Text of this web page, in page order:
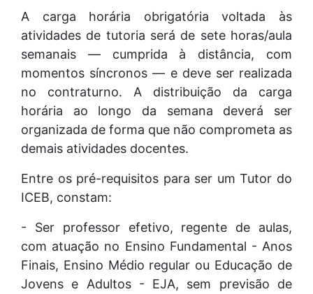
A carga horária obrigatória voltada às
atividades de tutoria será de sete horas/aula
semanais — cumprida à distância, com
momentos síncronos — e deve ser realizada
no contraturno. A distribuição da carga
horária ao longo da semana deverá ser
organizada de forma que não comprometa as
demais atividades docentes.
Entre os pré-requisitos para ser um Tutor do
ICEB, constam:
- Ser professor efetivo, regente de aulas,
com atuação no Ensino Fundamental - Anos
Finais, Ensino Médio regular ou Educação de
Jovens e Adultos - EJA, sem previsão de